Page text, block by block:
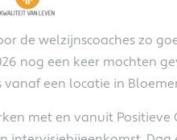
de welzijnscoaches zo
nog een keer mochten
vanaf een locatie in
met en vanuit
naar een positief
het gedachtegoed van
Gezondheid handen
krijgt....